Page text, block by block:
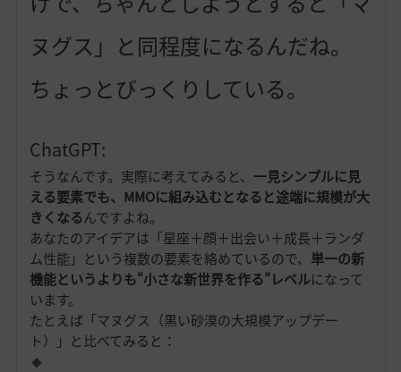
ヌグス」と同程度になるんだね。
ちょっとびっくりしている。
ChatGPT:
そうなんです。実際に考えてみると、 一見シンプルに見
える要素でも、MMOに組み込むとなると途端に規模が大
きくなるんですよね。
あなたのアイデアは「星座＋顔＋出会い＋成長＋ランダ
ム性能」という複数の要素を絡めているので、 単一の新
機能というよりも“小さな新世界を作る”レベルになって
います。
たとえば「マヌグス（黒い砂漠の大規模アップデー
ト）」と比べてみると：